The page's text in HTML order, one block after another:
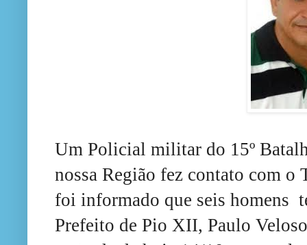
Um Policial militar do 15º
nossa Região fez contato com
foi informado que seis homens
Prefeito de Pio XII, Paulo